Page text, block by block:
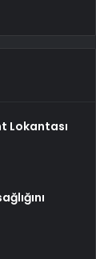
Lokantası